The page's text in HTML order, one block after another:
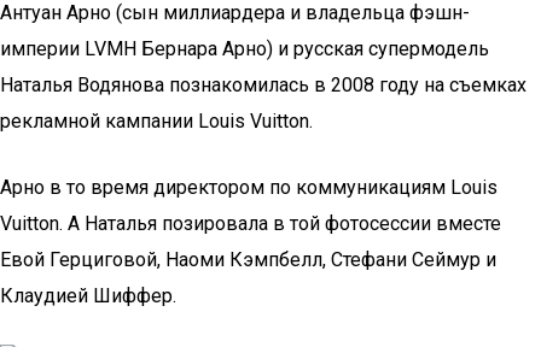
Антуан Арно (сын миллиардера и владельца фэшн-
империи LVMH Бернара Арно) и русская супермодель
Наталья Водянова познакомилась в 2008 году на съемках
рекламной кампании Louis Vuitton.
Арно в то время директором по коммуникациям Louis
Vuitton. А Наталья позировала в той фотосессии вместе
Евой Герциговой, Наоми Кэмпбелл, Стефани Сеймур и
Клаудией Шиффер.